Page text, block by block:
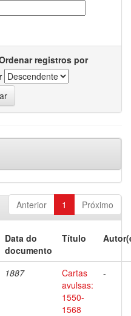
registros por
Anterior 1 Próximo
Data do
documento
Título
1887
Cartas
avulsas:
1550-
1568
-